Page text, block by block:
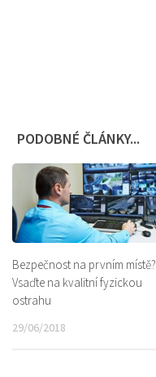
PODOBNÉ ČLÁNKY...
Bezpečnost na prvním místě?
Vsaďte na kvalitní fyzickou
ostrahu
29/06/2018